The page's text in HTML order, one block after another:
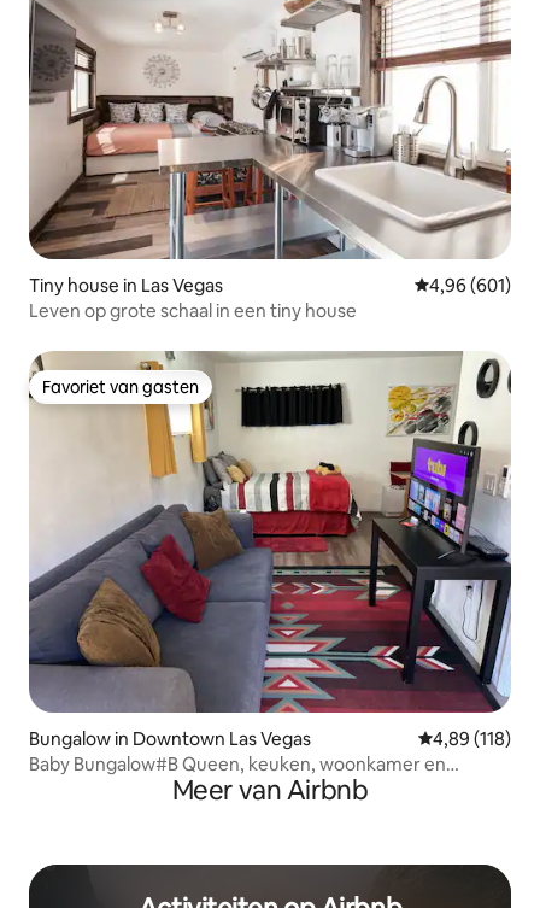
Tiny house in Las Vegas Gemiddelde
4,96 (601)
Leven op grote schaal in een tiny house
Favoriet van gasten
Favoriet van gasten
Bungalow in Downtown Las Vegas Gemiddelde
4,89 (118)
Baby Bungalow#B Queen, keuken, woonkamer en
Meer van Airbnb